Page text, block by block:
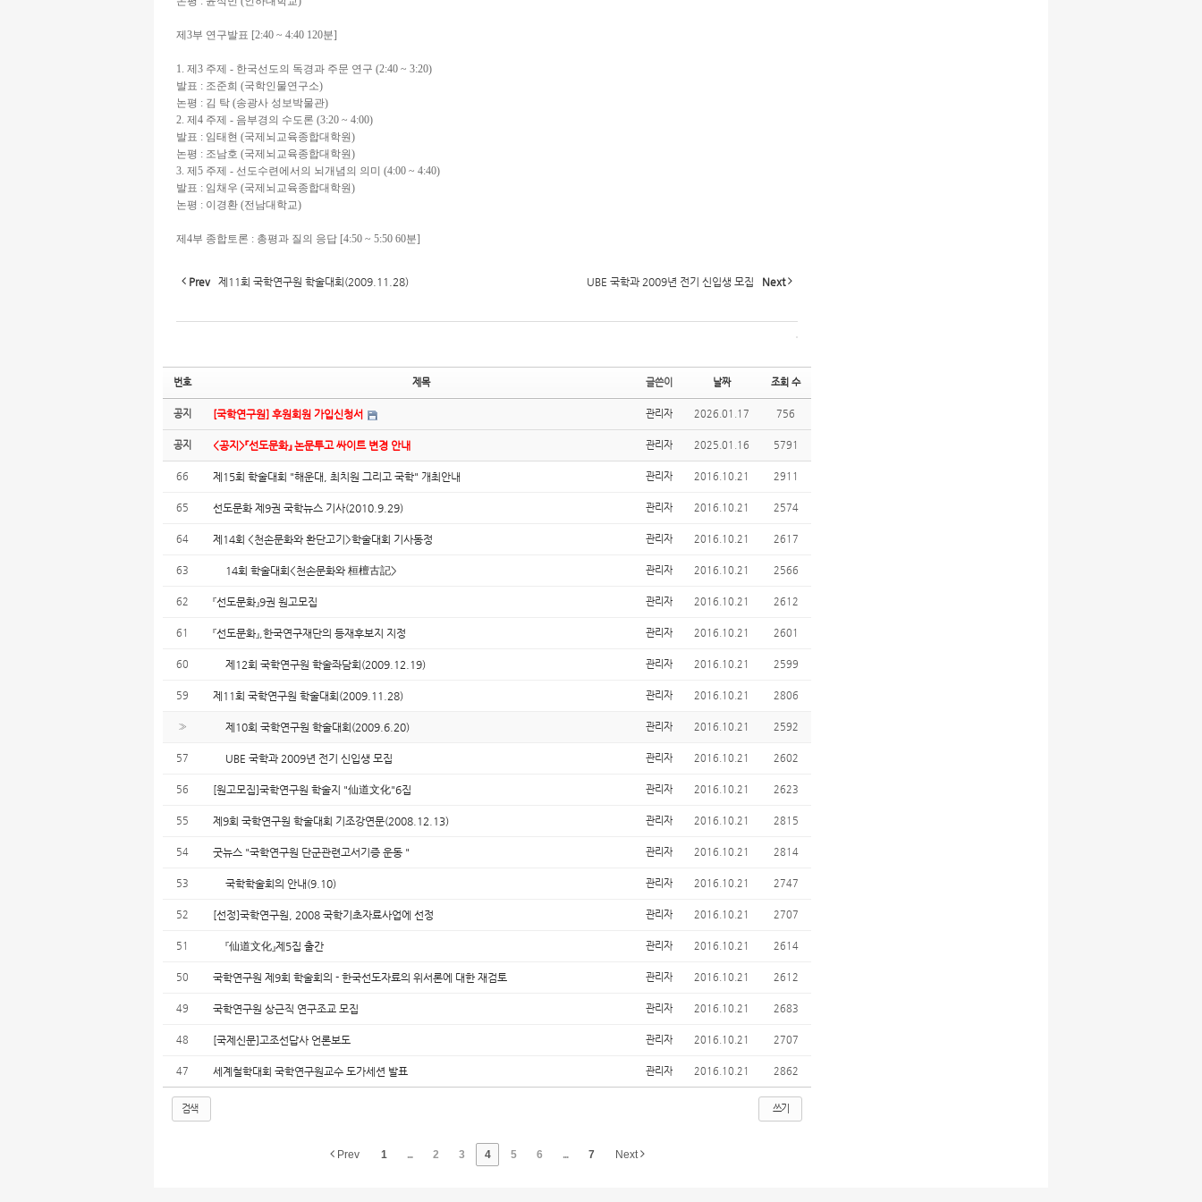
제3부 연구발표 [2:40 ~ 4:40 120분]
1. 제3 주제 - 한국선도의 독경과 주문 연구 (2:40 ~ 3:20)
발표 : 조준희 (국학인물연구소)
논평 : 김 탁 (송광사 성보박물관)
2. 제4 주제 - 음부경의 수도론 (3:20 ~ 4:00)
발표 : 임태현 (국제뇌교육종합대학원)
논평 : 조남호 (국제뇌교육종합대학원)
3. 제5 주제 - 선도수련에서의 뇌개념의 의미 (4:00 ~ 4:40)
발표 : 임채우 (국제뇌교육종합대학원)
논평 : 이경환 (전남대학교)
제4부 종합토론 : 총평과 질의 응답 [4:50 ~ 5:50 60분]
Prev 제11회 국학연구원 학술대회(2009.11.28) UBE 국학과 2009년 전기 신입생 모집 Next
번호 제목 글쓴이 날짜 조회 수
공지 [국학연구원] 후원회원 가입신청서 관리자 2026.01.17 756
공지 <공지>『선도문화』 논문투고 싸이트 변경 안내 관리자 2025.01.16 5791
66 제15회 학술대회 "해운대, 최치원 그리고 국학" 개최안내 관리자 2016.10.21 2911
65 선도문화 제9권 국학뉴스 기사(2010.9.29) 관리자 2016.10.21 2574
64 제14회 <천손문화와 환단고기>학술대회 기사동정 관리자 2016.10.21 2617
63 14회 학술대회<천손문화와 桓檀古記> 관리자 2016.10.21 2566
62 『선도문화』9권 원고모집 관리자 2016.10.21 2612
61 『선도문화』,한국연구재단의 등재후보지 지정 관리자 2016.10.21 2601
60 제12회 국학연구원 학술좌담회(2009.12.19) 관리자 2016.10.21 2599
59 제11회 국학연구원 학술대회(2009.11.28) 관리자 2016.10.21 2806
» 제10회 국학연구원 학술대회(2009.6.20) 관리자 2016.10.21 2592
57 UBE 국학과 2009년 전기 신입생 모집 관리자 2016.10.21 2602
56 [원고모집]국학연구원 학술지 "仙道文化"6집 관리자 2016.10.21 2623
55 제9회 국학연구원 학술대회 기조강연문(2008.12.13) 관리자 2016.10.21 2815
54 굿뉴스 "국학연구원 단군관련고서기증 운동 " 관리자 2016.10.21 2814
53 국학학술회의 안내(9.10) 관리자 2016.10.21 2747
52 [선정]국학연구원, 2008 국학기초자료사업에 선정 관리자 2016.10.21 2707
51 『仙道文化』제5집 출간 관리자 2016.10.21 2614
50 국학연구원 제9회 학술회의 - 한국선도자료의 위서론에 대한 재검토 관리자 2016.10.21 2612
49 국학연구원 상근직 연구조교 모집 관리자 2016.10.21 2683
48 [국제신문]고조선답사 언론보도 관리자 2016.10.21 2707
47 세계철학대회 국학연구원교수 도가세션 발표 관리자 2016.10.21 2862
검색 쓰기
Prev 1 ... 2 3 4 5 6 ... 7 Next